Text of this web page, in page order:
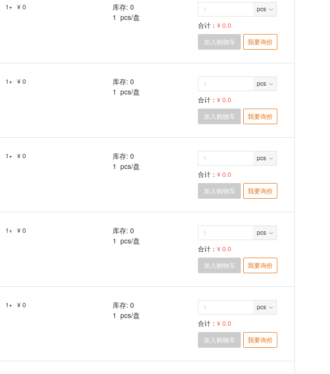
1+ ¥ 0
库存: 0
1 pcs/盘
pcs
合计： ¥ 0.0
加入购物车
我要询价
1+ ¥ 0
库存: 0
1 pcs/盘
pcs
合计： ¥ 0.0
加入购物车
我要询价
1+ ¥ 0
库存: 0
1 pcs/盘
pcs
合计： ¥ 0.0
加入购物车
我要询价
1+ ¥ 0
库存: 0
1 pcs/盘
pcs
合计： ¥ 0.0
加入购物车
我要询价
1+ ¥ 0
库存: 0
1 pcs/盘
pcs
合计： ¥ 0.0
加入购物车
我要询价